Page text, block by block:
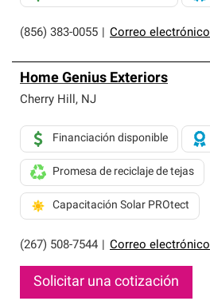
(856) 383-0055 Correo electrónico
Home Genius Exteriors
Cherry Hill, NJ
(267) 508-7544 Correo electrónico
Financiación disponible
Promesa de reciclaje de tejas
Capacitación Solar PROtect
Solicitar una cotización